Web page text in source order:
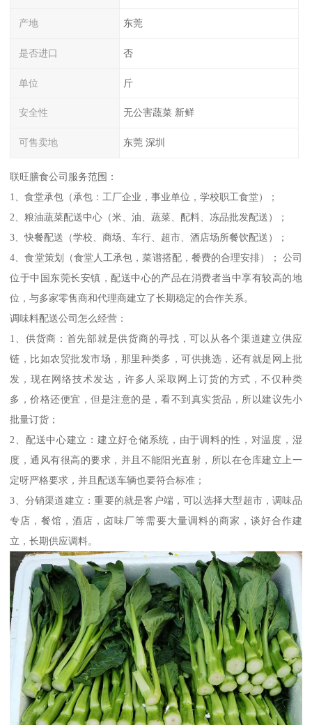
产地 东莞
是否进口 否
单位 斤
安全性 无公害蔬菜 新鲜
可售卖地 东莞 深圳
联旺膳食公司服务范围：
1、食堂承包（承包：工厂企业，事业单位，学校职工食堂）；
2、粮油蔬菜配送中心（米、油、蔬菜、配料、冻品批发配送）；
3、快餐配送（学校、商场、车行、超市、酒店场所餐饮配送）；
4、食堂策划（食堂人工承包，菜谱搭配，餐费的合理安排）； 公司
位于中国东莞长安镇，配送中心的产品在消费者当中享有较高的地
位，与多家零售商和代理商建立了长期稳定的合作关系。
调味料配送公司怎么经营：
1、供货商：首先部就是供货商的寻找，可以从各个渠道建立供应
链，比如农贸批发市场，那里种类多，可供挑选，还有就是网上批
发，现在网络技术发达，许多人采取网上订货的方式，不仅种类
多，价格还便宜，但是注意的是，看不到真实货品，所以建议先小
批量订货；
2、配送中心建立：建立好仓储系统，由于调料的性，对温度，湿
度，通风有很高的要求，并且不能阳光直射，所以在仓库建立上一
定呀严格要求，并且配送车辆也要符合标准；
3、分销渠道建立：重要的就是客户端，可以选择大型超市，调味品
专店，餐馆，酒店，卤味厂等需要大量调料的商家，谈好合作建
立，长期供应调料。